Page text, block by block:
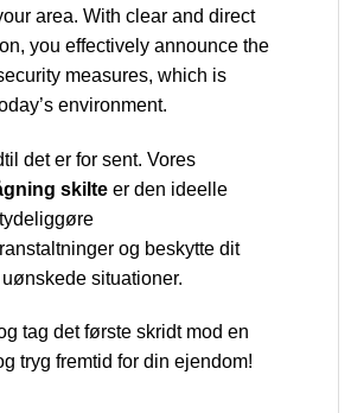
area. With clear and direct
you effectively announce the
measures, which is
environment.
det er for sent. Vores
skilte er den ideelle
og beskytte dit
situationer.
tag det første skridt mod en
tryg fremtid for din ejendom!